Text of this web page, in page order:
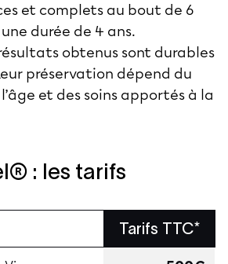
et complets au bout de 6
durée de 4 ans.
obtenus sont durables
préservation dépend du
et des soins apportés à la
: les tarifs
Tarifs TTC*